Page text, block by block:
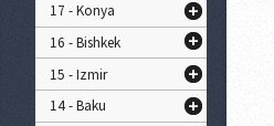
17 - Konya
16 - Bishkek
15 - Izmir
14 - Baku